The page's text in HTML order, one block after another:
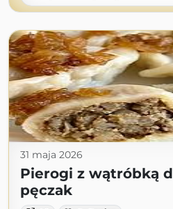
31 maja 2026
Pierogi z wątróbką
pęczak